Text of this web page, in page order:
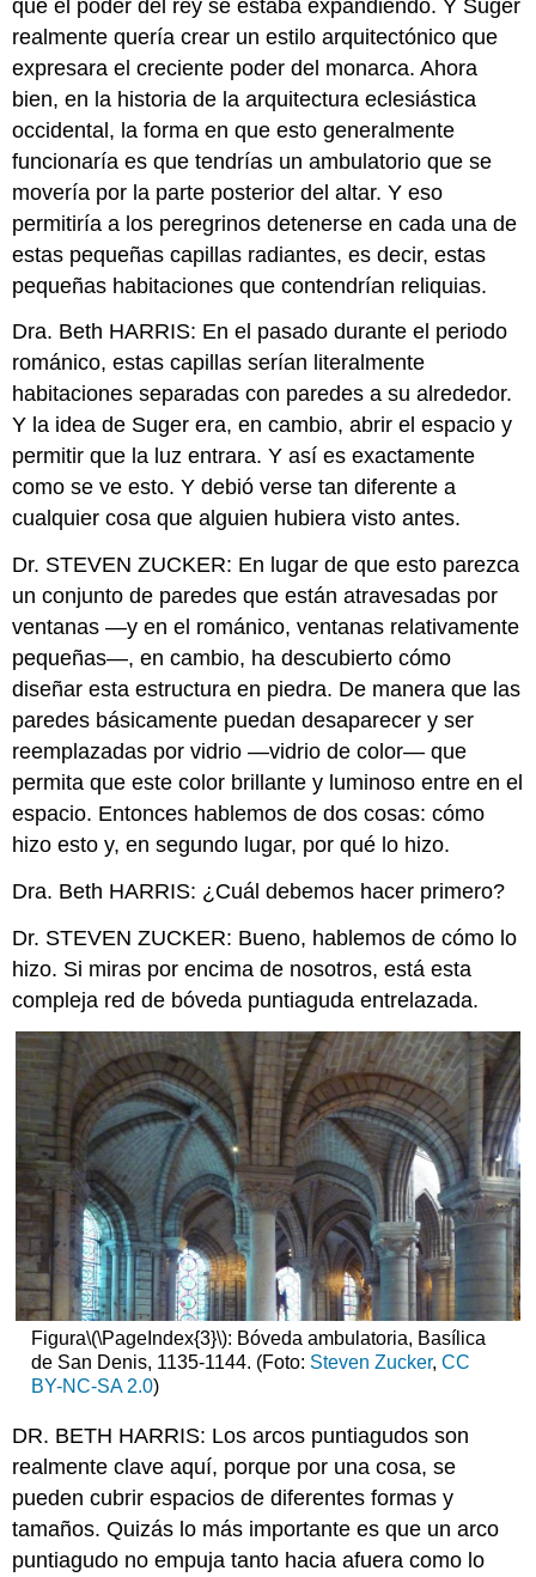
que el poder del rey se estaba expandiendo. Y Suger
realmente quería crear un estilo arquitectónico que
expresara el creciente poder del monarca. Ahora
bien, en la historia de la arquitectura eclesiástica
occidental, la forma en que esto generalmente
funcionaría es que tendrías un ambulatorio que se
movería por la parte posterior del altar. Y eso
permitiría a los peregrinos detenerse en cada una de
estas pequeñas capillas radiantes, es decir, estas
pequeñas habitaciones que contendrían reliquias.
Dra. Beth HARRIS: En el pasado durante el periodo
románico, estas capillas serían literalmente
habitaciones separadas con paredes a su alrededor.
Y la idea de Suger era, en cambio, abrir el espacio y
permitir que la luz entrara. Y así es exactamente
como se ve esto. Y debió verse tan diferente a
cualquier cosa que alguien hubiera visto antes.
Dr. STEVEN ZUCKER: En lugar de que esto parezca
un conjunto de paredes que están atravesadas por
ventanas —y en el románico, ventanas relativamente
pequeñas—, en cambio, ha descubierto cómo
diseñar esta estructura en piedra. De manera que las
paredes básicamente puedan desaparecer y ser
reemplazadas por vidrio —vidrio de color— que
permita que este color brillante y luminoso entre en el
espacio. Entonces hablemos de dos cosas: cómo
hizo esto y, en segundo lugar, por qué lo hizo.
Dra. Beth HARRIS: ¿Cuál debemos hacer primero?
Dr. STEVEN ZUCKER: Bueno, hablemos de cómo lo
hizo. Si miras por encima de nosotros, está esta
compleja red de bóveda puntiaguda entrelazada.
Figura\(\PageIndex{3}\): Bóveda ambulatoria, Basílica
de San Denis, 1135-1144. (Foto: Steven Zucker, CC
BY-NC-SA 2.0)
DR. BETH HARRIS: Los arcos puntiagudos son
realmente clave aquí, porque por una cosa, se
pueden cubrir espacios de diferentes formas y
tamaños. Quizás lo más importante es que un arco
puntiagudo no empuja tanto hacia afuera como lo